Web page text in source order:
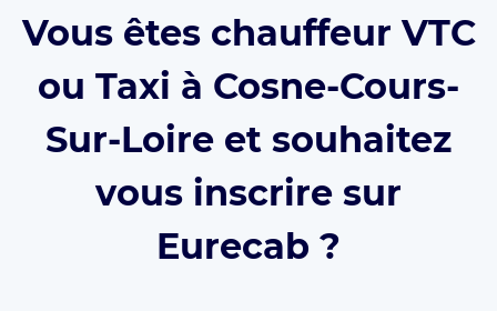
Vous êtes chauffeur VTC
ou Taxi à Cosne-Cours-
Sur-Loire et souhaitez
vous inscrire sur
Eurecab ?